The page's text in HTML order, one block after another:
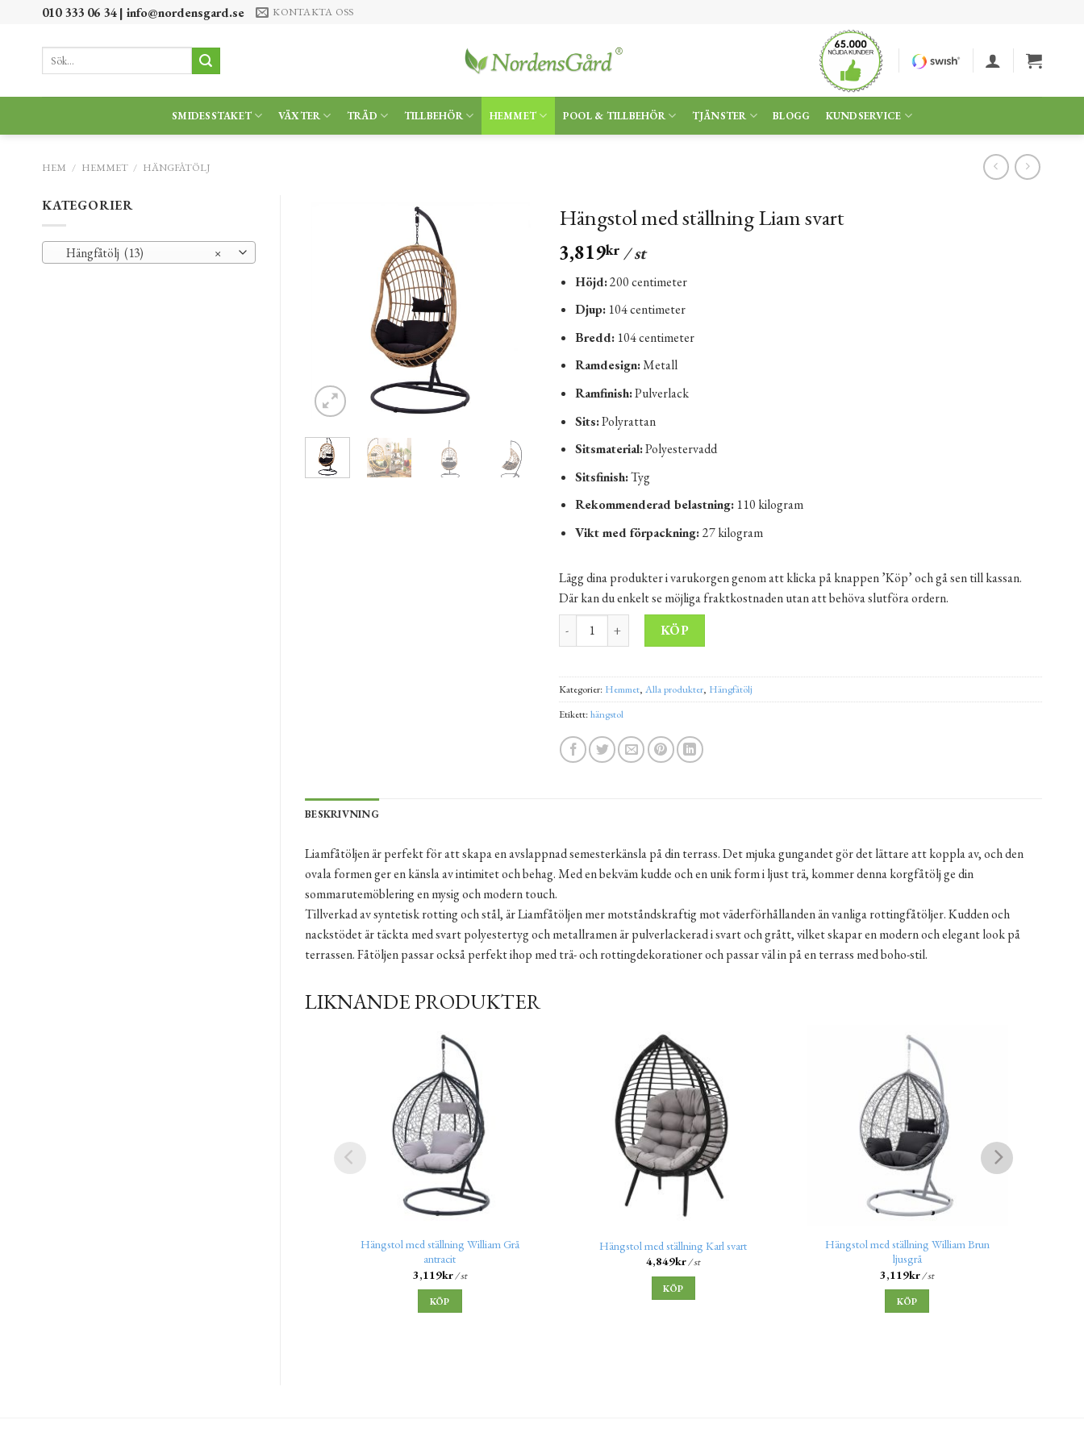
010 333 06 34 | info@nordensgard.se KONTAKTA OSS
efter:
SMIDESSTAKET VÄXTER TRÄD TILLBEHÖR HEMMET POOL & TILLBEHÖR TJÄNSTER BLOGG KUNDSERVICE
HEM / HEMMET / HÄNGFÅTÖLJ
KATEGORIER
×
Hängfåtölj (13)
Hängstol med ställning Liam svart
3,819kr/ st
Höjd:200 centimeter
Djup: 104 centimeter
Bredd: 104 centimeter
Ramdesign:Metall
Ramfinish:Pulverlack
Sits:Polyrattan
Sitsmaterial:Polyestervadd
Sitsfinish:Tyg
Rekommenderad belastning: 110 kilogram
Vikt med förpackning:27 kilogram
Lägg dina produkter i varukorgen genom att klicka på knappen ’Köp’ och gå sen till kassan.
Där kan du enkelt se möjliga fraktkostnaden utan att behöva slutföra ordern.
Hängstol med ställning Liam svart mängd
KÖP
Kategorier: Hemmet, Alla produkter, Hängfåtölj
Etikett:hängstol
BESKRIVNING
Liamfåtöljen är perfekt för att skapa en avslappnad semesterkänsla på din terrass. Det mjuka gungandet gör det lättare att koppla av, och den
ovala formen ger en känsla av intimitet och behag. Med en bekväm kudde och en unik form i ljust trä, kommer denna korgfåtölj ge din
sommarutemöblering en mysig och modern touch.
Tillverkad av syntetisk rotting och stål, är Liamfåtöljen mer motståndskraftig mot väderförhållanden än vanliga rottingfåtöljer. Kudden och
nackstödet är täckta med svart polyestertyg och metallramen är pulverlackerad i svart och grått, vilket skapar en modern och elegant look på
terrassen. Fåtöljen passar också perfekt ihop med trä- och rottingdekorationer och passar väl in på en terrass med boho-stil.
LIKNANDE PRODUKTER
Hängstol med ställning William Grå
antracit
3,119kr/ st
KÖP
Hängstol med ställning Karl svart
4,849kr/ st
KÖP
Hängstol med ställning William Brun
ljusgrå
3,119kr/ st
KÖP